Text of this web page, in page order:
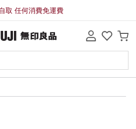
取 任何消費免運費